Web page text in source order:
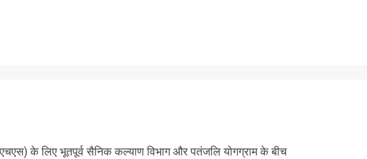
के लिए भूतपूर्व सैनिक कल्याण विभाग और पतंजलि योगग्राम के बीच